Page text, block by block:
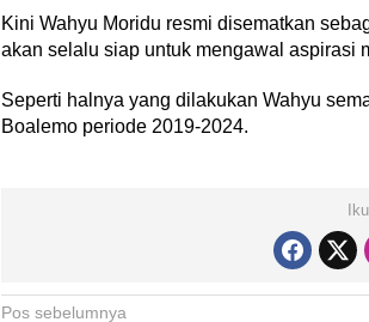
Kini Wahyu Moridu resmi disematkan
akan selalu siap untuk mengawal aspirasi
Seperti halnya yang dilakukan Wahyu
Boalemo periode 2019-2024.
Pos sebelumnya